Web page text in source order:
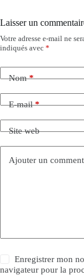
Laisser un
Votre adresse e-mail ne
indiqués avec *
Nom*
E-mail*
Site web
Ajouter un
Enregistrer mon
navigateur pour la